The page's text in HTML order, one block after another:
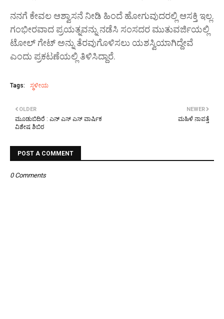
ನನಗೆ ಕೇವಲ ಆಶ್ವಾಸನೆ ನೀಡಿ ಹಿಂದೆ ಹೋಗುವುದರಲ್ಲಿ ಆಸಕ್ತಿ ಇಲ್ಲ.
ಗಂಭೀರವಾದ ಪ್ರಯತ್ನವನ್ನು ನಡೆಸಿ ಸಂಸದರ ಮುತುವರ್ಜಿಯಲ್ಲಿ
ಟೋಲ್ ಗೇಟ್ ಅನ್ನು ತೆರವುಗೊಳಿಸಲು ಯಶಸ್ವಿಯಾಗಿದ್ದೇವೆ
ಎಂದು ಪ್ರಕಟಣೆಯಲ್ಲಿ ತಿಳಿಸಿದ್ದಾರೆ.
Tags: ಸ್ಥಳೀಯ
NEWER
ಮಹಿಳೆ ನಾಪತ್ತೆ
OLDER
ಮೂಡುಬಿದಿರೆ : ಎನ್ ಎಸ್ ಎಸ್ ವಾರ್ಷಿಕ
ವಿಶೇಷ ಶಿಬಿರ
POST A COMMENT
0 Comments